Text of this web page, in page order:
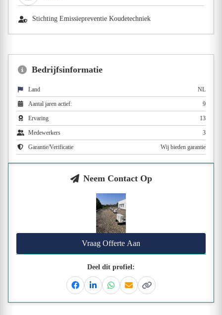
Stichting Emissiepreventie Koudetechniek
Bedrijfsinformatie
Land NL
Aantal jaren actief: 9
Ervaring 13
Medewerkers 3
Garantie/Verificatie Wij bieden garantie
Neem Contact Op
Vraag Offerte Aan
Deel dit profiel:
FacebookLinkedinWhatsapp
EmailKopieer link